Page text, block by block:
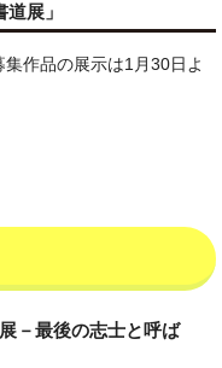
展」
作品の展示は1月30日よ
－最後の志士と呼ば